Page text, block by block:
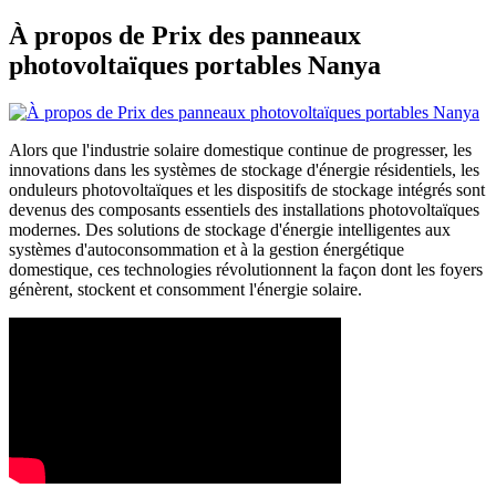
À propos de Prix des panneaux
photovoltaïques portables Nanya
Alors que l'industrie solaire domestique continue de progresser, les
innovations dans les systèmes de stockage d'énergie résidentiels, les
onduleurs photovoltaïques et les dispositifs de stockage intégrés sont
devenus des composants essentiels des installations photovoltaïques
modernes. Des solutions de stockage d'énergie intelligentes aux
systèmes d'autoconsommation et à la gestion énergétique
domestique, ces technologies révolutionnent la façon dont les foyers
génèrent, stockent et consomment l'énergie solaire.